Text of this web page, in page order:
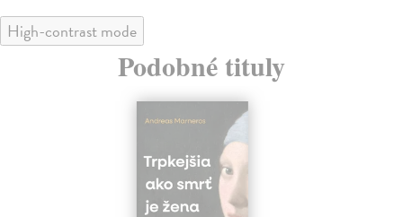
High-contrast mode
Podobné tituly